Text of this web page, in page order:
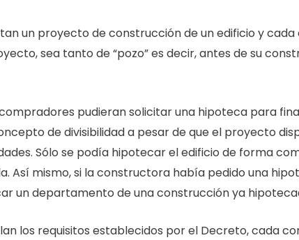
un proyecto de construcción de un edificio y
sea tanto de “pozo” es decir, antes de su
pudieran solicitar una hipoteca para
de divisibilidad a pesar de que el proyecto
Sólo se podía hipotecar el edificio de forma
Así mismo, si la constructora había pedido una
un departamento de una construcción ya
los requisitos establecidos por el Decreto, cada